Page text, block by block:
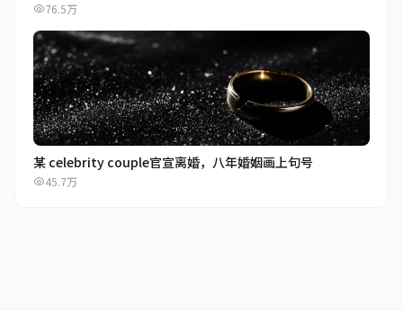
76.5万
某 celebrity couple官宣离婚，八年婚姻画上句号
45.7万